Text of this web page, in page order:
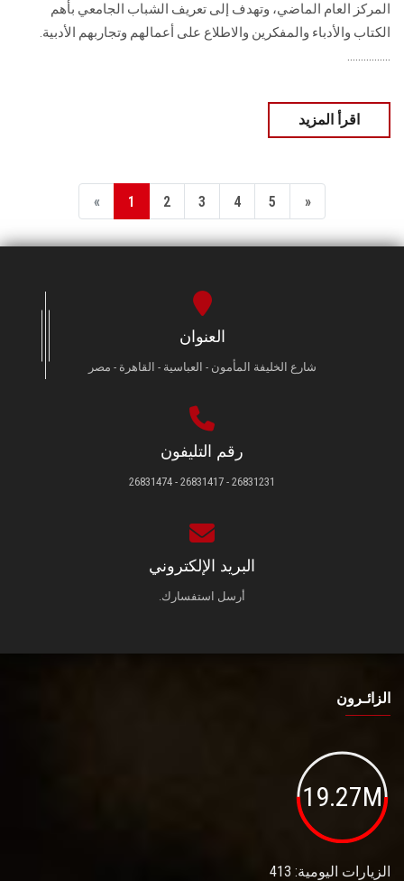
‏المركز العام الماضي، وتهدف إلى تعريف الشباب الجامعي بأهم
الكتاب والأدباء والمفكرين ‏والاطلاع على أعمالهم وتجاربهم الأدبية.‏
................
اقرأ المزيد
« 1 2 3 4 5 »
العنوان
شارع الخليفة المأمون - العباسية - القاهرة - مصر
رقم التليفون
26831231 - 26831417 - 26831474
البريد الإلكتروني
أرسل استفسارك.
الزائـرون
19.27M
الزيارات اليومية: 413